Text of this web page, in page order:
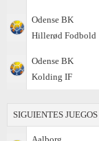
Odense BK
Hillerød Fodbold
Odense BK
Kolding IF
SIGUIENTES JUEGOS